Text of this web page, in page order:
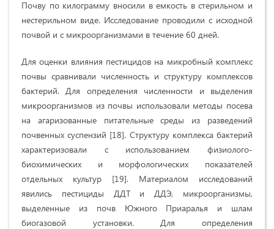
Почву по килограмму вносили в емкость в стерильном и
нестерильном виде. Исследование проводили с исходной
почвой и с микроорганизмами в течение 60 дней.
Для оценки влияния пестицидов на микробный комплекс
почвы сравнивали численность и структуру комплексов
бактерий. Для определения численности и выделения
микроорганизмов из почвы использовали методы посева
на агаризованные питательные среды из разведений
почвенных суспензий [18]. Структуру комплекса бактерий
характеризовали с использованием физиолого-
биохимических и морфологических показателей
отдельных культур [19]. Материалом исследований
явились пестициды ДДТ и ДДЭ, микроорганизмы,
выделенные из почв Южного Приаралья и шлам
биогазовой установки. Для определения